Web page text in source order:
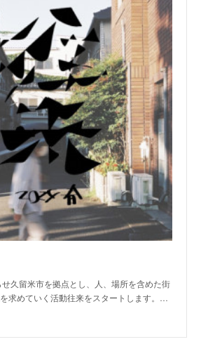
久留米市を拠点とし、人、場所を含めた街
求めていく活動往来をスタートします。…